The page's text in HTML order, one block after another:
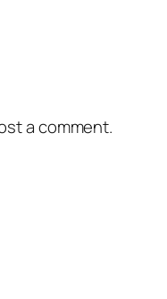
a comment.